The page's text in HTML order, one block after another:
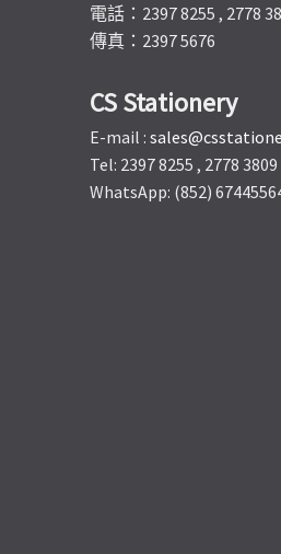
電話：2397 8255 , 2778
傳真：2397 5676
CS Stationery
E-mail :
Tel: 2397 8255 , 2778 3809
WhatsApp: (852)